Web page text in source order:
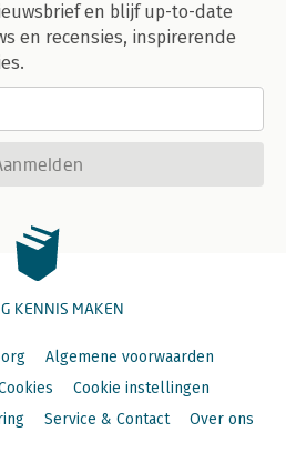
en blijf up-to-date
en recensies, inspirerende
KENNIS MAKEN
Algemene voorwaarden
Cookie instellingen
Service & Contact Over ons